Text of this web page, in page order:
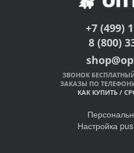
+7 (499)
8 (800)
ЗВОНОК
ЗАКАЗЫ ПО
КАК КУПИТЬ /
Настройка